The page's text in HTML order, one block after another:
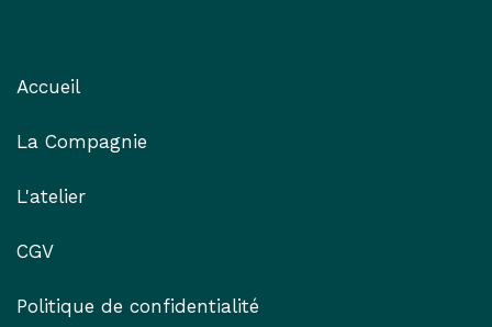
Accueil
La Compagnie
L'atelier
CGV
Politique de confidentialité